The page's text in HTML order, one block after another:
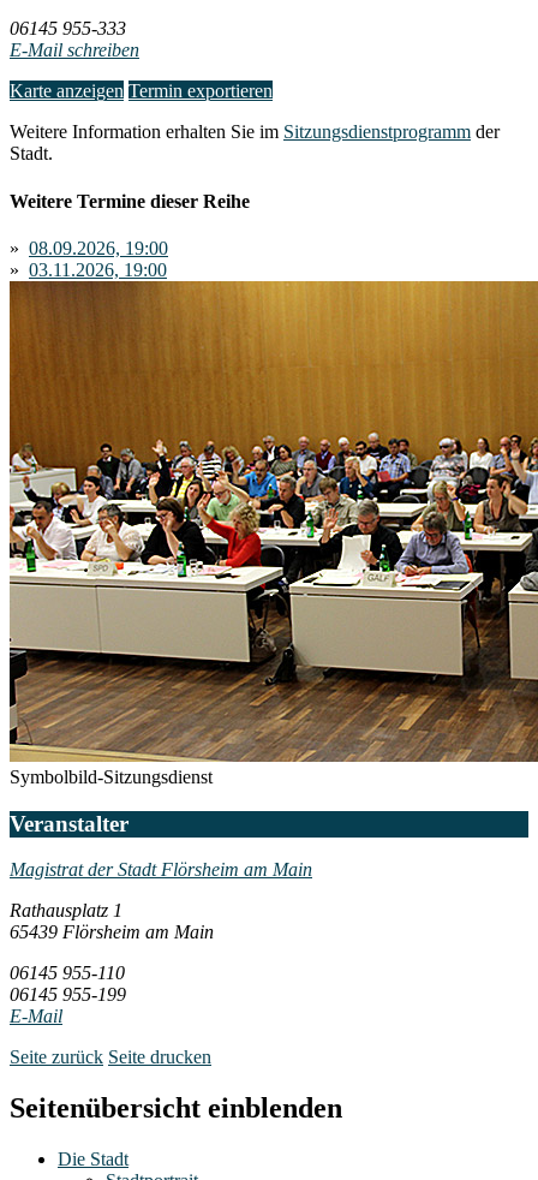
06145 955-333
E-Mail schreiben
Karte anzeigen Termin exportieren
Weitere Information erhalten Sie im Sitzungsdienstprogramm der
Stadt.
Weitere Termine dieser Reihe
» 08.09.2026, 19:00
» 03.11.2026, 19:00
Symbolbild-Sitzungsdienst
Veranstalter
Magistrat der Stadt Flörsheim am Main
Rathausplatz 1
65439 Flörsheim am Main
06145 955-110
06145 955-199
E-Mail
Seite zurück Seite drucken
Seitenübersicht einblenden
Die Stadt